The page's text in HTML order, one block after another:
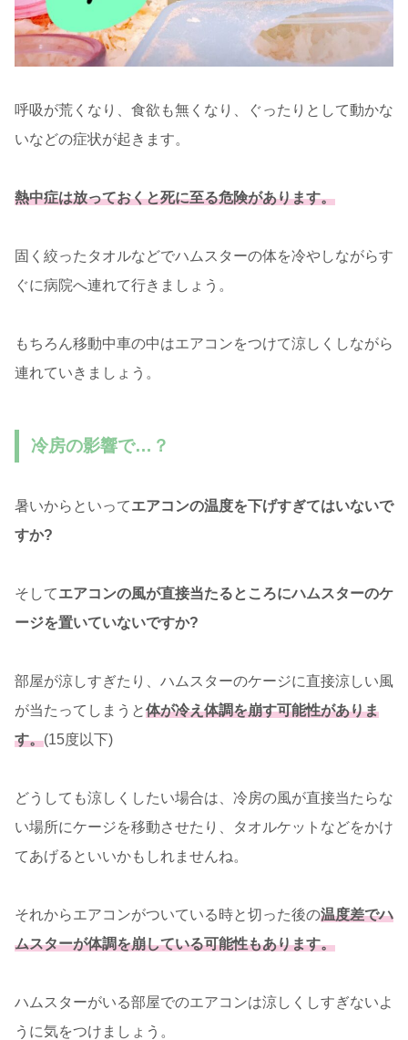
呼吸が荒くなり、食欲も無くなり、ぐったりとして動かな
いなどの症状が起きます。
熱中症は放っておくと死に至る危険があります。
固く絞ったタオルなどでハムスターの体を冷やしながらす
ぐに病院へ連れて行きましょう。
もちろん移動中車の中はエアコンをつけて涼しくしながら
連れていきましょう。
冷房の影響で…？
暑いからといってエアコンの温度を下げすぎてはいないで
すか?
そしてエアコンの風が直接当たるところにハムスターのケ
ージを置いていないですか?
部屋が涼しすぎたり、ハムスターのケージに直接涼しい風
が当たってしまうと体が冷え体調を崩す可能性がありま
す。(15度以下)
どうしても涼しくしたい場合は、冷房の風が直接当たらな
い場所にケージを移動させたり、タオルケットなどをかけ
てあげるといいかもしれませんね。
それからエアコンがついている時と切った後の温度差でハ
ムスターが体調を崩している可能性もあります。
ハムスターがいる部屋でのエアコンは涼しくしすぎないよ
うに気をつけましょう。